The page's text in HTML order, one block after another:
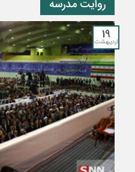
روایت مدرسه
19
اردیبهشت